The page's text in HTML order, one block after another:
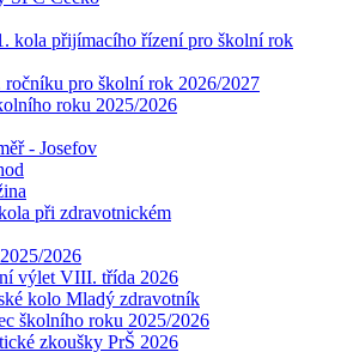
kola přijímacího řízení pro školní rok
ročníku pro školní rok 2026/2027
roku 2025/2026
- Josefov
při zdravotnickém
2026
výlet VIII. třída 2026
kolo Mladý zdravotník
školního roku 2025/2026
zkoušky PrŠ 2026